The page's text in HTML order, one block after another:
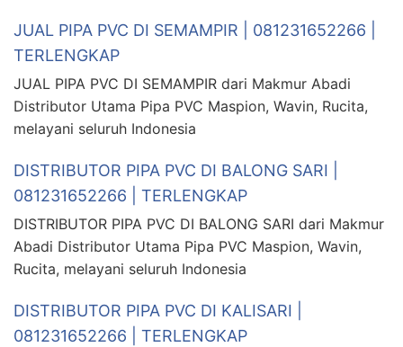
JUAL PIPA PVC DI SEMAMPIR | 081231652266 |
TERLENGKAP
JUAL PIPA PVC DI SEMAMPIR dari Makmur Abadi
Distributor Utama Pipa PVC Maspion, Wavin, Rucita,
melayani seluruh Indonesia
DISTRIBUTOR PIPA PVC DI BALONG SARI |
081231652266 | TERLENGKAP
DISTRIBUTOR PIPA PVC DI BALONG SARI dari Makmur
Abadi Distributor Utama Pipa PVC Maspion, Wavin,
Rucita, melayani seluruh Indonesia
DISTRIBUTOR PIPA PVC DI KALISARI |
081231652266 | TERLENGKAP